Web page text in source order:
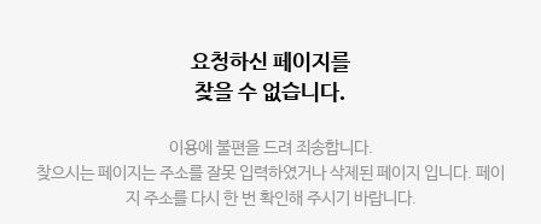
요청하신 페이지를
찾을 수 없습니다.
이용에 불편을 드려 죄송합니다.
찾으시는 페이지는 주소를 잘못 입력하였거나 삭제된 페이지 입니다. 페이
지 주소를 다시 한 번 확인해 주시기 바랍니다.